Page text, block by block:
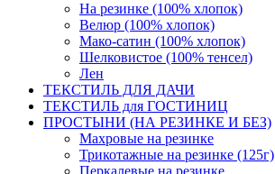
На резинке (100% хлопок)
Велюр (100% хлопок)
Мако-сатин (100% хлопок)
Шелковистое (100% тенсел)
Лен
ТЕКСТИЛЬ ДЛЯ ДАЧИ
ТЕКСТИЛЬ для ГОСТИНИЦ
ПРОСТЫНИ (НА РЕЗИНКЕ И БЕЗ)
Махровые на резинке
Трикотажные на резинке (125г)
Перкалевые на резинке